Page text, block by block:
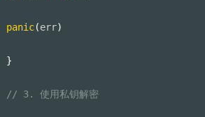
panic(err)
}
// 3. 使用私钥解密